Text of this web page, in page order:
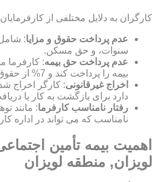
کارگران به دلایل مختلفی از
عدم پرداخت حقوق و مزایا:
سنوات، و حق مسکن.
عدم پرداخت حق بیمه
بیمه را پرداخت کند و 7% از حقوق کارگر کسر می شود.
اخراج غیرقانونی
دارد برای بازگشت به کار یا
رفتار نامناسب کارفرما: مانند
نامناسب که می تواند در اداره
اهمیت بیمه تأمین
لویزان, منطقه لویزان